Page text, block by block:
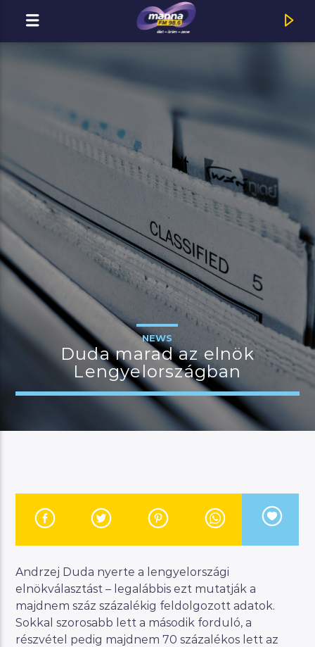
MOST ADÁSBAN
MannaFM
Mester Tamás : Altass El
JELENLEGI MŰSOR
MANNA WORLD
Manna FM
NEWS
Duda marad az elnök
Lengyelországban
Andrzej Duda nyerte a lengyelországi
elnökválasztást – legalábbis ezt mutatják a
majdnem száz százalékig feldolgozott adatok.
Sokkal szorosabb lett a második forduló, a
részvétel pedig majdnem 70 százalékos lett az